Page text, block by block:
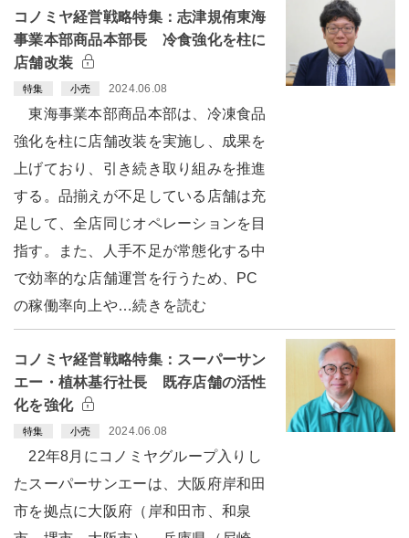
コノミヤ経営戦略特集：志津規侑東海
事業本部商品本部長 冷食強化を柱に
店舗改装
特集 小売 2024.06.08
東海事業本部商品本部は、冷凍食品
強化を柱に店舗改装を実施し、成果を
上げており、引き続き取り組みを推進
する。品揃えが不足している店舗は充
足して、全店同じオペレーションを目
指す。また、人手不足が常態化する中
で効率的な店舗運営を行うため、PC
の稼働率向上や…続きを読む
コノミヤ経営戦略特集：スーパーサン
エー・植林基行社長 既存店舗の活性
化を強化
特集 小売 2024.06.08
22年8月にコノミヤグループ入りし
たスーパーサンエーは、大阪府岸和田
市を拠点に大阪府（岸和田市、和泉